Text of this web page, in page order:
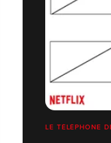
LE TÉLÉPHONE